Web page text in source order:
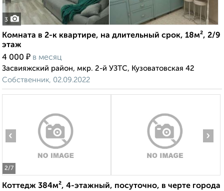
3
Комната в 2-к квартире, на длительный срок, 18м², 2/9
этаж
4 000 ₽ в месяц
Засвияжский район, мкр. 2-й УЗТС, Кузоватовская 42
Собственник, 02.09.2022
2/7
‹ ›
Коттедж 384м², 4-этажный, посуточно, в черте города